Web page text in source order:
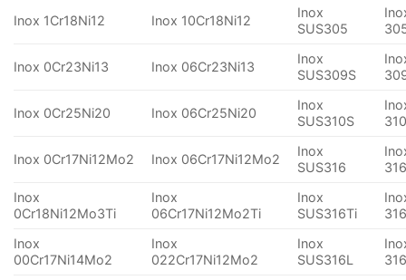
Inox 1Cr18Ni12 Inox 10Cr18Ni12
Inox
SUS305
Inox 0Cr23Ni13 Inox 06Cr23Ni13
Inox
SUS309S
Inox 0Cr25Ni20 Inox 06Cr25Ni20
Inox
SUS310S
Inox 0Cr17Ni12Mo2 Inox 06Cr17Ni12Mo2
Inox
SUS316
Inox
0Cr18Ni12Mo3Ti
Inox
06Cr17Ni12Mo2Ti
Inox
SUS316Ti
Inox
00Cr17Ni14Mo2
Inox
022Cr17Ni12Mo2
Inox
SUS316L